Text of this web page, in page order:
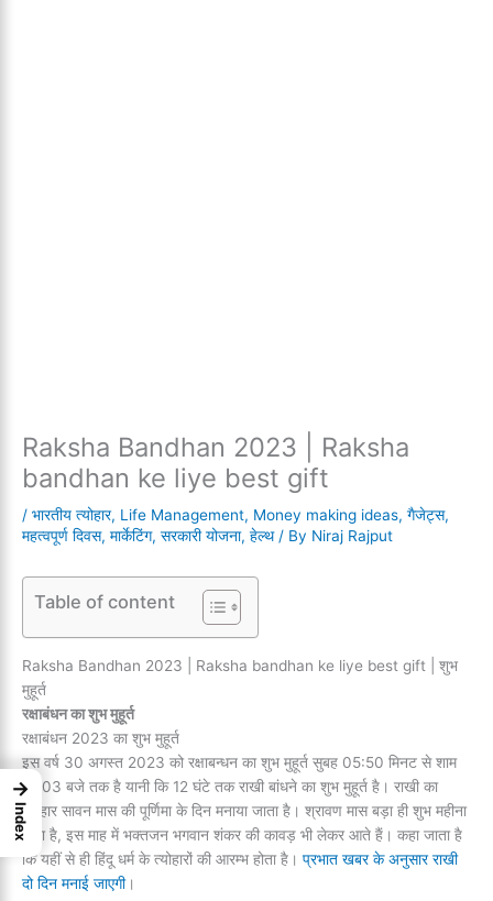
Raksha Bandhan 2023 | Raksha
bandhan ke liye best gift
/ भारतीय त्योहार, Life Management, Money making ideas, गैजेट्स,
महत्वपूर्ण दिवस, मार्केटिंग, सरकारी योजना, हेल्थ/ By Niraj Rajput
Table of content
Raksha Bandhan 2023 | Raksha bandhan ke liye best gift | शुभ
मुहूर्त
रक्षाबंधन का शुभ मुहूर्त
रक्षाबंधन 2023 का शुभ मुहूर्त
इस वर्ष 30 अगस्त 2023 को रक्षाबन्धन का शुभ मुहूर्त सुबह 05:50 मिनट से शाम
18:03 बजे तक है यानी कि 12 घंटे तक राखी बांधने का शुभ मुहूर्त है। राखी का
त्यौहार सावन मास की पूर्णिमा के दिन मनाया जाता है। श्रावण मास बड़ा ही शुभ महीना
होता है, इस माह में भक्तजन भगवान शंकर की कावड़ भी लेकर आते हैं। कहा जाता है
कि यहीं से ही हिंदू धर्म के त्योहारों की आरम्भ होता है। प्रभात खबर के अनुसार राखी
दो दिन मनाई जाएगी।
→
Index